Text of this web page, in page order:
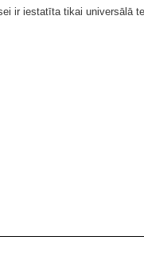
ir iestatīta tikai universālā